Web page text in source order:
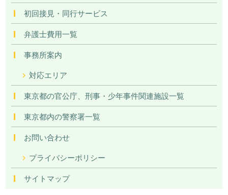
初回接見・同行サービス
弁護士費用一覧
事務所案内
対応エリア
東京都の官公庁、刑事・少年事件関連施設一覧
東京都内の警察署一覧
お問い合わせ
プライバシーポリシー
サイトマップ